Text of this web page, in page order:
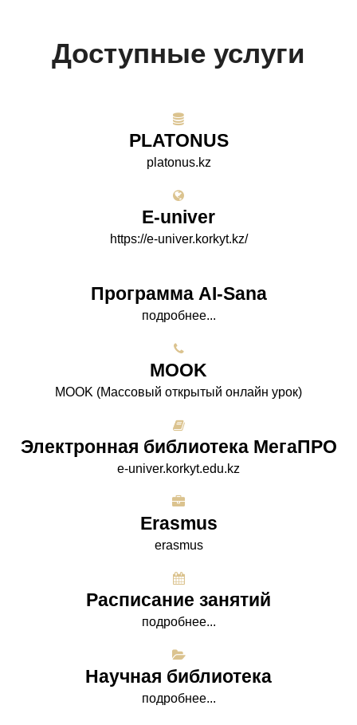
Доступные услуги
PLATONUS
platonus.kz
E-univer
https://e-univer.korkyt.kz/
Программа AI-Sana
подробнее...
МООK
МООK (Массовый открытый онлайн урок)
Электронная библиотека МегаПРО
e-univer.korkyt.edu.kz
Erasmus
erasmus
Расписание занятий
подробнее...
Научная библиотека
подробнее...